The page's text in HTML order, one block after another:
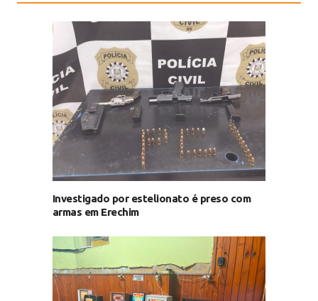
Investigado por estelionato é preso com
armas em Erechim